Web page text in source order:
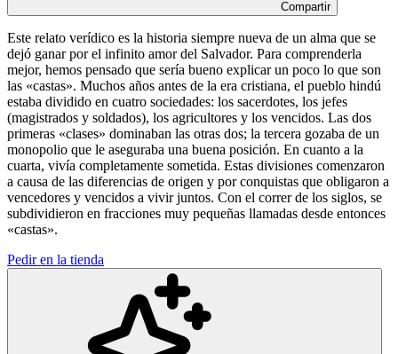
Compartir
Este relato verídico es la historia siempre nueva de un alma que se
dejó ganar por el infinito amor del Salvador. Para comprenderla
mejor, hemos pensado que sería bueno explicar un poco lo que son
las «castas». Muchos años antes de la era cristiana, el pueblo hindú
estaba dividido en cuatro sociedades: los sacerdotes, los jefes
(magistrados y soldados), los agricultores y los vencidos. Las dos
primeras «clases» dominaban las otras dos; la tercera gozaba de un
monopolio que le aseguraba una buena posición. En cuanto a la
cuarta, vivía completamente sometida. Estas divisiones comenzaron
a causa de las diferencias de origen y por conquistas que obligaron a
vencedores y vencidos a vivir juntos. Con el correr de los siglos, se
subdividieron en fracciones muy pequeñas llamadas desde entonces
«castas».
Pedir en la tienda